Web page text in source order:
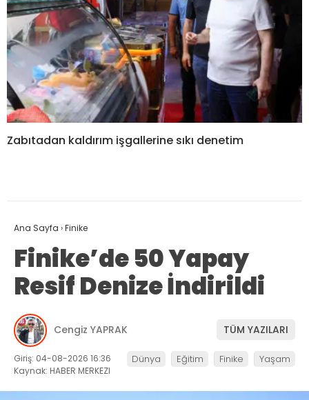
Zabıtadan kaldırım işgallerine sıkı denetim
Ana Sayfa ›Finike
Finike’de 50 Yapay
Resif Denize İndirildi
Cengiz YAPRAK TÜM YAZILARI
Giriş: 04-08-2026 16:36
Kaynak: HABER MERKEZI
Dünya Eğitim Finike Yaşam